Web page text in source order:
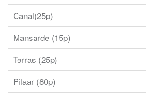
Canal(25p)
Mansarde (15p)
Terras (25p)
Pilaar (80p)